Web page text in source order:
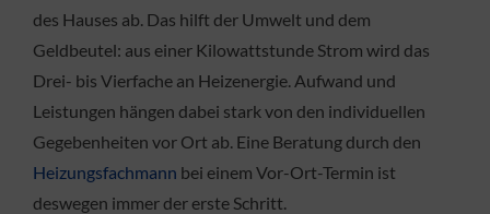
des Hauses ab. Das hilft der Umwelt und dem
Geldbeutel: aus einer Kilowattstunde Strom wird das
Drei- bis Vierfache an Heizenergie. Aufwand und
Leistungen hängen dabei stark von den individuellen
Gegebenheiten vor Ort ab. Eine Beratung durch den
Heizungsfachmann bei einem Vor-Ort-Termin ist
deswegen immer der erste Schritt.